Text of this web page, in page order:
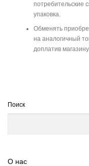
потребительские
упаковка.
Обменять
на аналогичный
доплатив
Поиск
О нас